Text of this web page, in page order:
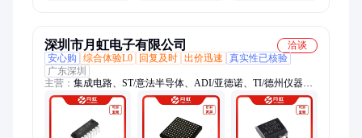
深圳市月虹电子有限公司
洽谈
安心购
综合体验L0 回复及时 出价迅速
真实性已核验
广东深圳
主营： 集成电路、ST/意法半导体、ADI/亚德诺、TI/德州仪器、
NXP/恩智浦、ON/安森美